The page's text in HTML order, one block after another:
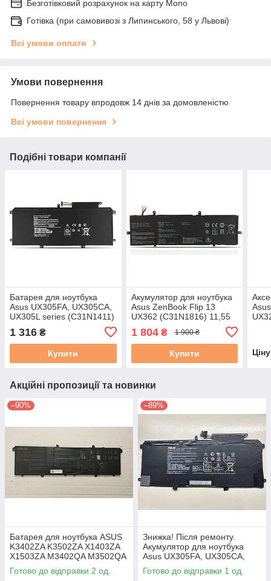
Безготівковий розрахунок на карту Mono
Готівка (при самовивозі з Липинського, 58 у Львові)
Всі умови оплати
Умови повернення
Повернення товару впродовж 14 днів за домовленістю
Всі умови повернення
Подібні товари компанії
Батарея для ноутбука
Asus UX305FA, UX305CA,
UX305L series (C31N1411)
1 316 ₴
Купити
Акумулятор для ноутбука
Asus ZenBook Flip 13
UX362 (C31N1816) 11,55
1 804₴ 1 900 ₴
Купити
Акційні пропозиції та новинки
–90%
Батарея для ноутбука ASUS
K3402ZA K3502ZA X1403ZA
X1503ZA M3402QA M3502QA
S5402ZA S5602ZA
(C31N2105) б/у #
Готово до відправки 2 од.
–89%
Знижка! Після ремонту.
Акумулятор для ноутбука
Asus UX305FA, UX305CA,
UX305L series C31N1411
45Wh Знос 21–30%
Готово до відправки 1 од.